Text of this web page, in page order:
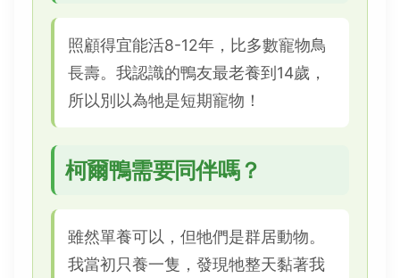
照顧得宜能活8-12年，比多數寵物鳥
長壽。我認識的鴨友最老養到14歲，
所以別以為牠是短期寵物！
柯爾鴨需要同伴嗎？
雖然單養可以，但牠們是群居動物。
我當初只養一隻，發現牠整天黏著我